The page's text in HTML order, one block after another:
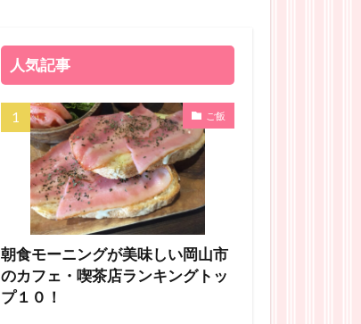
人気記事
ご飯
朝食モーニングが美味しい岡山市
のカフェ・喫茶店ランキングトッ
プ１０！